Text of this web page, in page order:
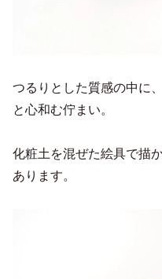
つるりとした質感の中に
と心和む佇まい。
化粧土を混ぜた絵具で描
あります。